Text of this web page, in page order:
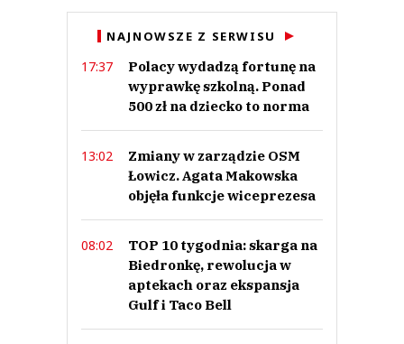
NAJNOWSZE Z SERWISU
17:37
Polacy wydadzą fortunę na
wyprawkę szkolną. Ponad
500 zł na dziecko to norma
13:02
Zmiany w zarządzie OSM
Łowicz. Agata Makowska
objęła funkcje wiceprezesa
08:02
TOP 10 tygodnia: skarga na
Biedronkę, rewolucja w
aptekach oraz ekspansja
Gulf i Taco Bell